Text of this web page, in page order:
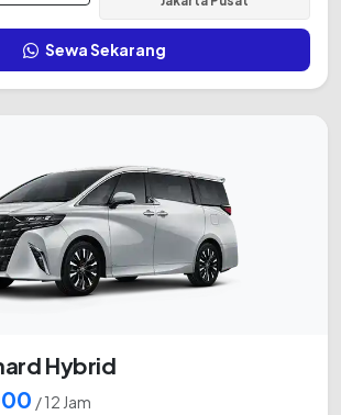
Sewa Sekarang
Hybrid
/ 12 Jam